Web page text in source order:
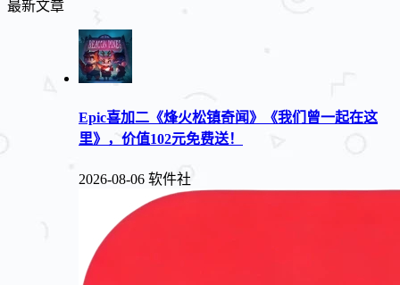
最新文章
Epic喜加二《烽火松镇奇闻》《我们曾一起在这
里》，价值102元免费送！
2026-08-06 软件社